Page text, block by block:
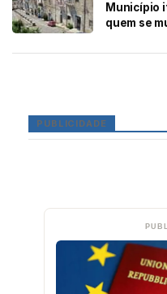
Município
quem se
PUBLICIDADE